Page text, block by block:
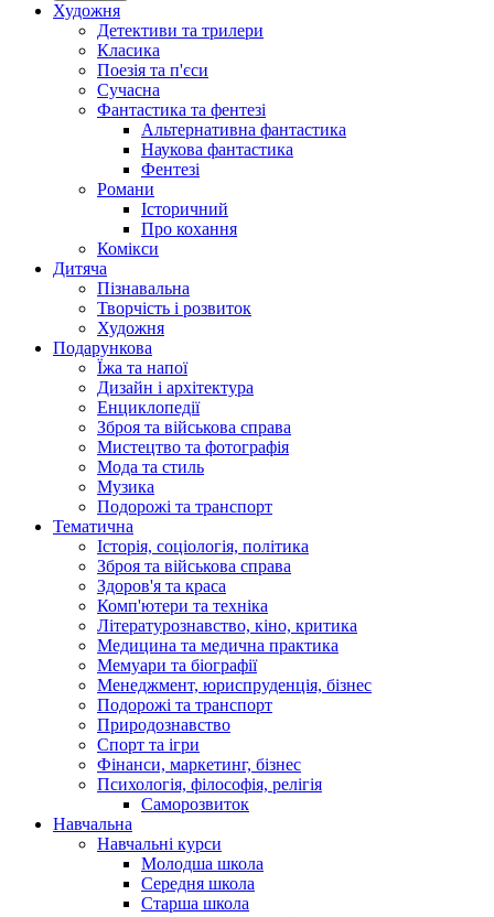
Художня
Детективи та трилери
Класика
Поезія та п'єси
Сучасна
Фантастика та фентезі
Альтернативна фантастика
Наукова фантастика
Фентезі
Романи
Історичний
Про кохання
Комікси
Дитяча
Пізнавальна
Творчість і розвиток
Художня
Подарункова
Їжа та напої
Дизайн і архітектура
Енциклопедії
Зброя та військова справа
Мистецтво та фотографія
Мода та стиль
Музика
Подорожі та транспорт
Тематична
Історія, соціологія, політика
Зброя та військова справа
Здоров'я та краса
Комп'ютери та техніка
Літературознавство, кіно, критика
Медицина та медична практика
Мемуари та біографії
Менеджмент, юриспруденція, бізнес
Подорожі та транспорт
Природознавство
Спорт та ігри
Фінанси, маркетинг, бізнес
Психологія, філософія, релігія
Саморозвиток
Навчальна
Навчальні курси
Молодша школа
Середня школа
Старша школа